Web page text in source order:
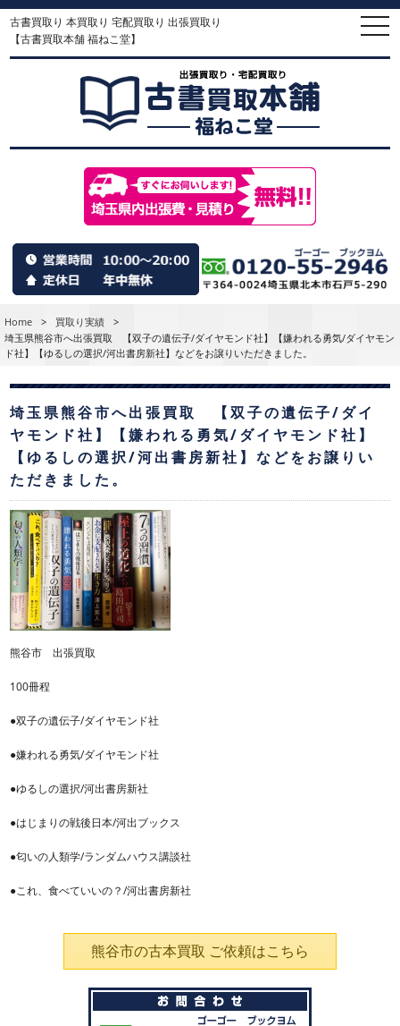
古書買取り 本買取り 宅配買取り 出張買取り
【古書買取本舗 福ねこ堂】
Home > 買取り実績
>
埼玉県熊谷市へ出張買取 【双子の遺伝子/ダイヤモンド社】【嫌われる勇気/ダイヤモン
ド社】【ゆるしの選択/河出書房新社】などをお譲りいただきました。
埼玉県熊谷市へ出張買取 【双子の遺伝子/ダイ
ヤモンド社】【嫌われる勇気/ダイヤモンド社】
【ゆるしの選択/河出書房新社】などをお譲りい
ただきました。
熊谷市 出張買取
100冊程
●双子の遺伝子/ダイヤモンド社
●嫌われる勇気/ダイヤモンド社
●ゆるしの選択/河出書房新社
●はじまりの戦後日本/河出ブックス
●匂いの人類学/ランダムハウス講談社
●これ、食べていいの？/河出書房新社
熊谷市の古本買取 ご依頼はこちら